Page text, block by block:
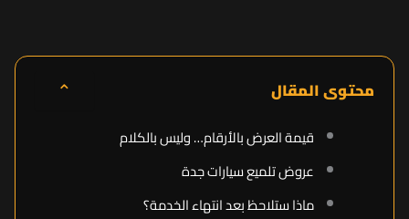
محتوى المقال ⌃
قيمة العرض بالأرقام… وليس بالكلام
عروض تلميع سيارات جدة
ماذا ستلاحظ بعد انتهاء الخدمة؟